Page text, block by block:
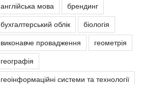
англійська мова
брендинг
бухгалтерський облік
біологія
виконавче провадження
геометрія
географія
геоінформаційні системи та технології